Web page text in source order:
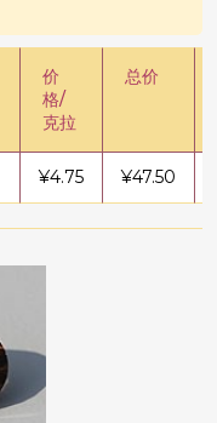
价
格/
克拉
总价
¥4.75 ¥47.50